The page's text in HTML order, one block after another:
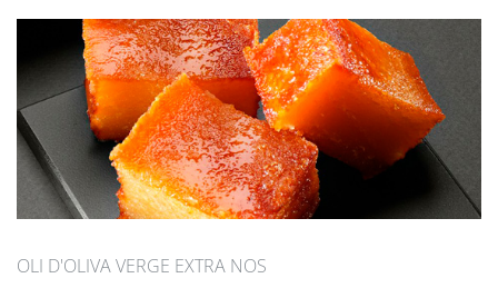
OLI D'OLIVA VERGE EXTRA NOS